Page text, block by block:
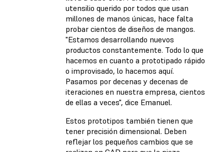
utensilio querido por todos que usan
millones de manos únicas, hace falta
probar cientos de diseños de mangos.
"Estamos desarrollando nuevos
productos constantemente. Todo lo que
hacemos en cuanto a prototipado rápido
o improvisado, lo hacemos aquí.
Pasamos por decenas y decenas de
iteraciones en nuestra empresa, cientos
de ellas a veces", dice Emanuel.
Estos prototipos también tienen que
tener precisión dimensional. Deben
reflejar los pequeños cambios que se